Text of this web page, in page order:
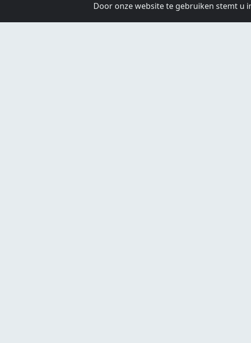
Door onze website te gebruiken stemt u